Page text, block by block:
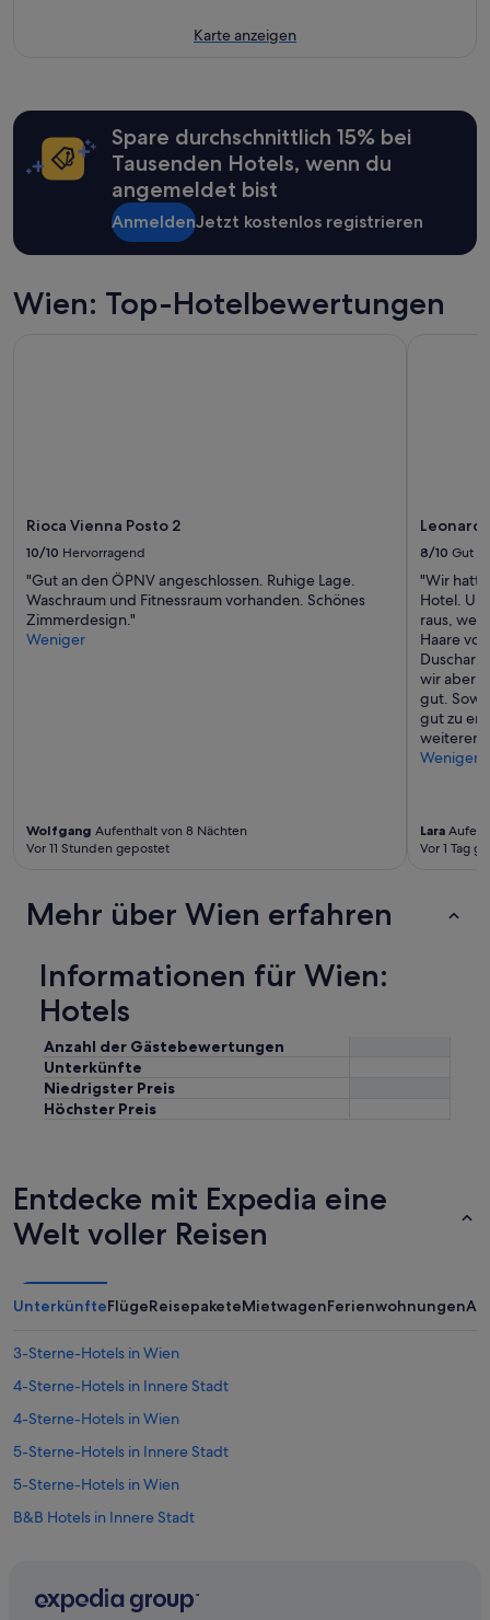
Karte anzeigen
Spare durchschnittlich 15% bei
Tausenden Hotels, wenn du
angemeldet bist
AnmeldenJetzt kostenlos registrieren
Wien: Top-Hotelbewertungen
Rioca Vienna Posto 2
10/10 Hervorragend
"Gut an den ÖPNV angeschlossen. Ruhige Lage.
Waschraum und Fitnessraum vorhanden. Schönes
Zimmerdesign."
Weniger
Wolfgang Aufenthalt von 8 Nächten
Vor 11 Stunden gepostet
8/10 Gut
"Wir
Hotel.
raus,
Haare
wir aber
gut.
gut zu
Weniger
Lara
Vor 1 Tag
Mehr über Wien erfahren
Informationen für Wien:
Hotels
Anzahl der Gästebewertungen
Unterkünfte
Niedrigster Preis
Höchster Preis
Entdecke mit Expedia eine
Welt voller Reisen
UnterkünfteFlügeReisepaketeMietwagenFerienwohnungen
3-Sterne-Hotels in Wien
4-Sterne-Hotels in Innere Stadt
4-Sterne-Hotels in Wien
5-Sterne-Hotels in Innere Stadt
5-Sterne-Hotels in Wien
B&B Hotels in Innere Stadt
Relais & Chateaux Hotels in Innere Stadt